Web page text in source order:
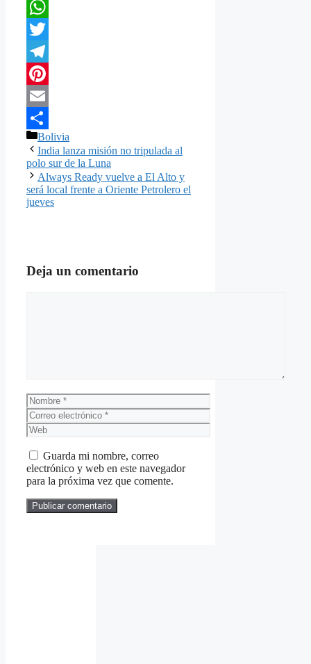
Facebook
WhatsApp
Twitter
Telegram
Pinterest
Email
Compartir
Categorías
Bolivia
India lanza misión no tripulada al
polo sur de la Luna
Always Ready vuelve a El Alto y
será local frente a Oriente Petrolero el
jueves
Deja un comentario
Nombre
Correo
electrónico
Web
Guarda mi nombre, correo
electrónico y web en este navegador
para la próxima vez que comente.